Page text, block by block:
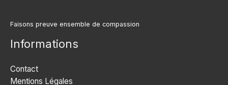
Faisons preuve ensemble de compassion
Informations
Contact
Mentions Légales